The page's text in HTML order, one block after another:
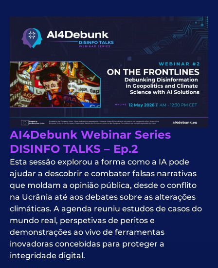
AI4Debunk Webinar Series
DISINFO TALKS – Ep.2
Esta sessão explorou a forma como a IA pode
ajudar a descobrir e combater falsas narrativas
que moldam a opinião pública, desde o conflito
na Ucrânia até aos debates sobre as alterações
climáticas. A agenda reuniu estudos de casos do
mundo real, perspetivas de peritos e
demonstrações ao vivo de ferramentas
inovadoras concebidas para proteger a
integridade digital.